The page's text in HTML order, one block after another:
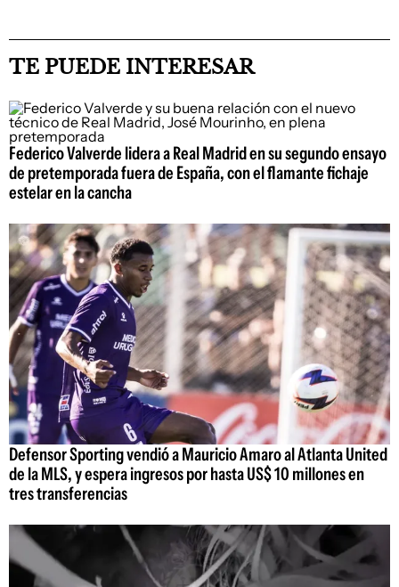
TE PUEDE INTERESAR
Federico Valverde lidera a Real Madrid en su segundo ensayo
de pretemporada fuera de España, con el flamante fichaje
estelar en la cancha
Defensor Sporting vendió a Mauricio Amaro al Atlanta United
de la MLS, y espera ingresos por hasta US$ 10 millones en
tres transferencias